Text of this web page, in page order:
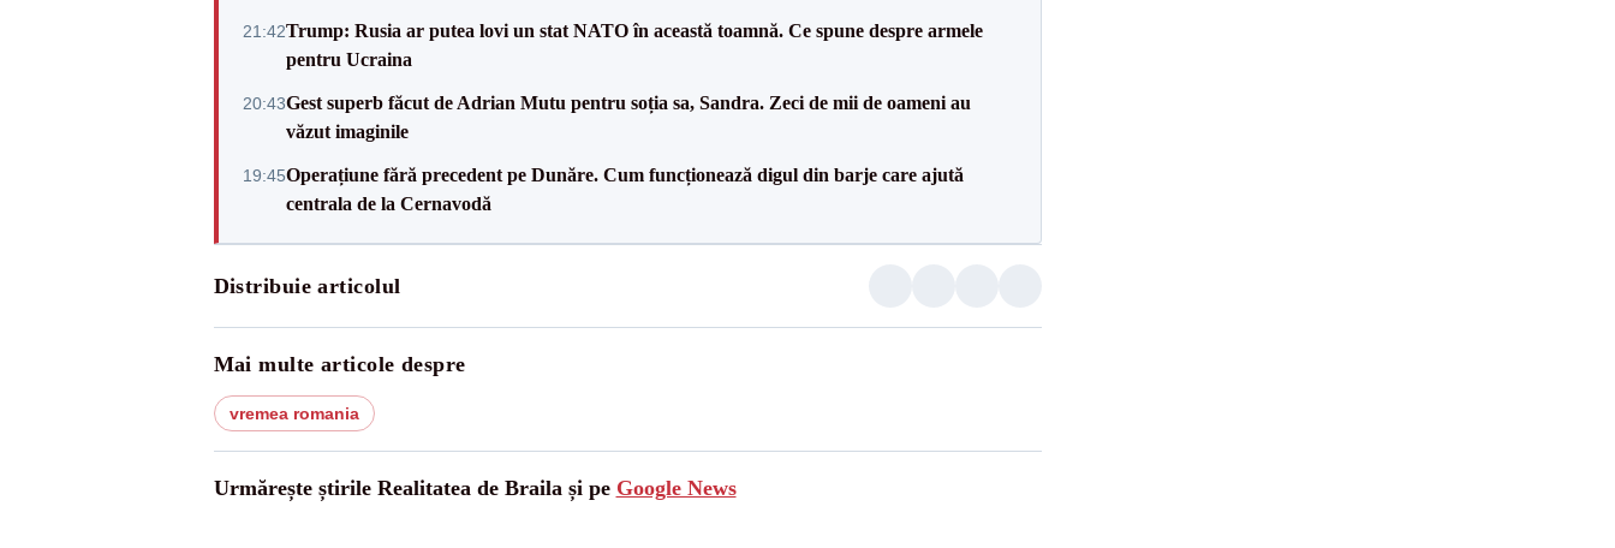
21:42Trump: Rusia ar putea lovi un stat NATO în această toamnă. Ce spune despre armele
pentru Ucraina
20:43Gest superb făcut de Adrian Mutu pentru soția sa, Sandra. Zeci de mii de oameni au
văzut imaginile
19:45Operațiune fără precedent pe Dunăre. Cum funcționează digul din barje care ajută
centrala de la Cernavodă
Distribuie articolul
Mai multe articole despre
vremea romania
Urmărește știrile Realitatea de Braila și pe Google News